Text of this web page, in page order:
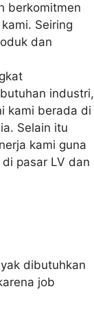
berkomitmen
Seiring
dan
industri,
kami berada di
Selain itu
kami guna
pasar LV dan
dibutuhkan
job